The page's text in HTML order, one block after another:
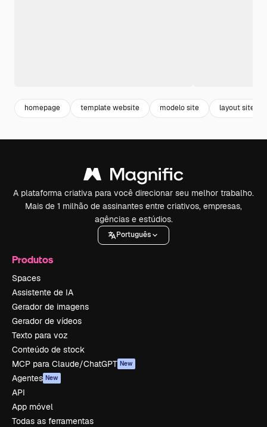
homepage template website modelo site layout site
A plataforma criativa para você direcionar seu melhor trabalho.
Mais de 1 milhão de assinantes entre criativos, empresas,
agências e estúdios.
Português
Produtos
Spaces
Assistente de IA
Gerador de imagens
Gerador de vídeos
Texto para voz
Conteúdo de stock
MCP para Claude/ChatGPT New
Agentes New
API
App móvel
Todas as ferramentas